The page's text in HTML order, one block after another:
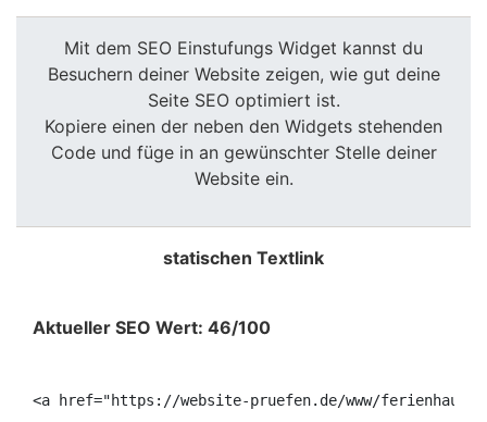
Mit dem SEO Einstufungs Widget kannst du
Besuchern deiner Website zeigen, wie gut deine
Seite SEO optimiert ist.
Kopiere einen der neben den Widgets stehenden
Code und füge in an gewünschter Stelle deiner
Website ein.
statischen Textlink
Aktueller SEO Wert: 46/100
<a href="https://website-pruefen.de/www/ferienhaus-